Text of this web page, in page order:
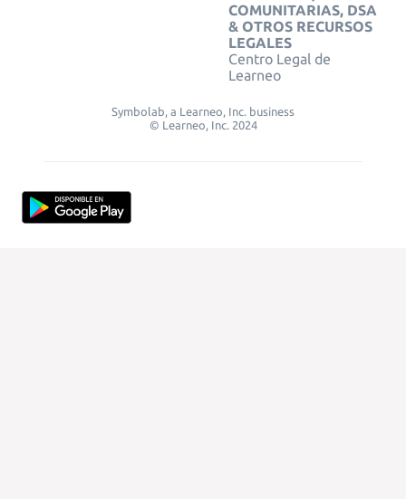
COMUNITARIAS, DSA
& OTROS RECURSOS
LEGALES
Centro Legal de
Learneo
Symbolab, a Learneo, Inc. business
© Learneo, Inc. 2024